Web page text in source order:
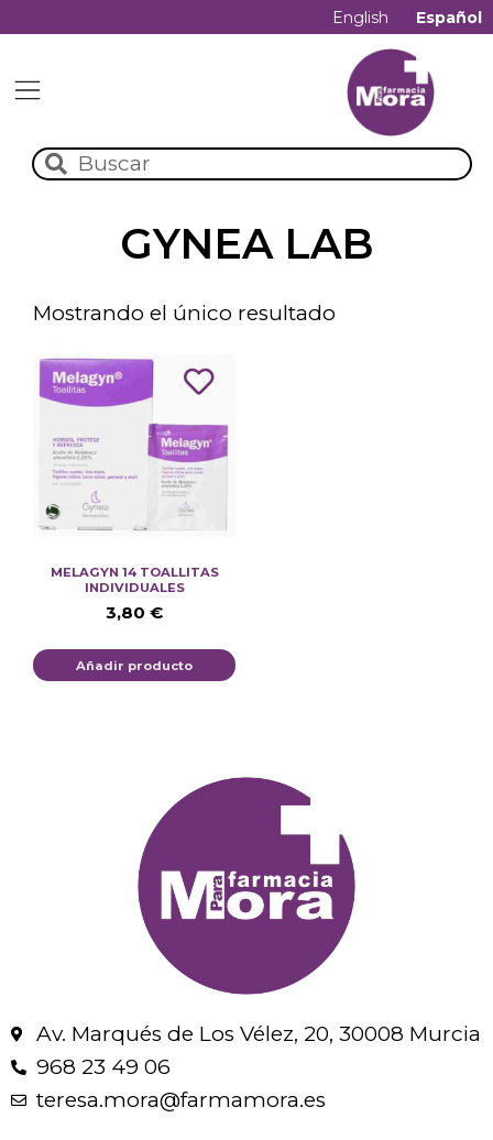
English Español
GYNEA LAB
Mostrando el único resultado
MELAGYN 14 TOALLITAS
INDIVIDUALES
3,80 €
Añadir producto
Av. Marqués de Los Vélez, 20, 30008 Murcia
968 23 49 06
teresa.mora@farmamora.es